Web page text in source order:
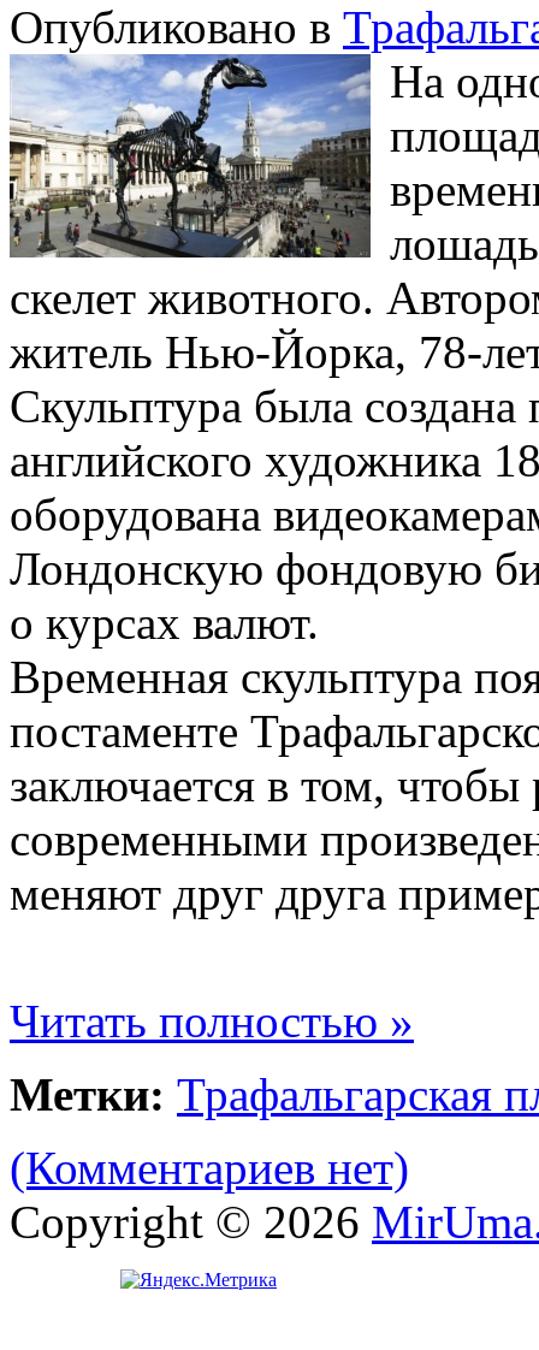
Опубликовано в
На
скелет животного.
житель Нью-Йорка, 78-
Скульптура была
английского художника
оборудована
Лондонскую фондовую
о курсах валют.
Временная скульптура
постаменте
заключается в том, чтобы
современными
меняют друг друга
Читать полностью »
Метки: Трафальгарская
(Комментариев нет)
Copyright © 2026